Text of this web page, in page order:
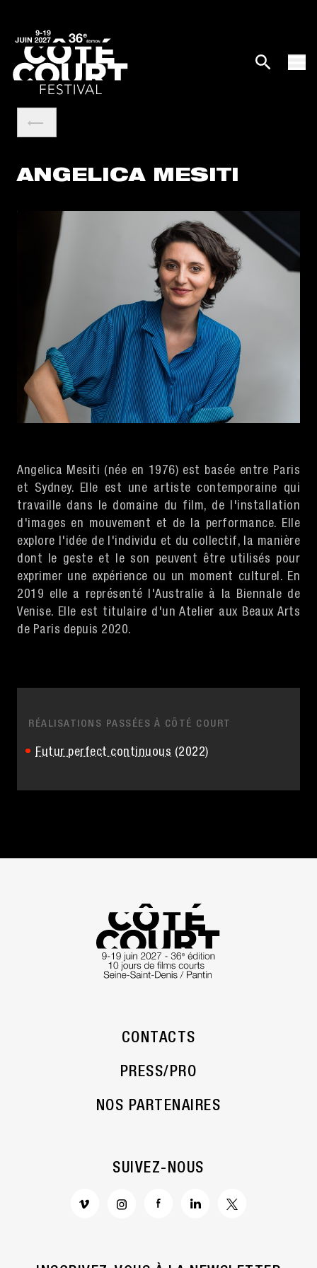
ANGELICA MESITI
Angelica Mesiti (née en 1976) est basée entre Paris
et Sydney. Elle est une artiste contemporaine qui
travaille dans le domaine du film, de l'installation
d'images en mouvement et de la performance. Elle
explore l'idée de l'individu et du collectif, la manière
dont le geste et le son peuvent être utilisés pour
exprimer une expérience ou un moment culturel. En
2019 elle a représenté l'Australie à la Biennale de
Venise. Elle est titulaire d'un Atelier aux Beaux Arts
de Paris depuis 2020.
RÉALISATIONS PASSÉES À CÔTÉ COURT
Futur perfect continuous (2022)
CONTACTS
PRESS/PRO
NOS PARTENAIRES
SUIVEZ-NOUS